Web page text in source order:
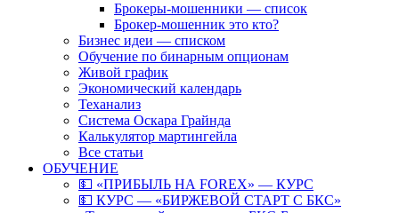
Брокеры-мошенники — список
Брокер-мошенник это кто?
Бизнес идеи — списком
Обучение по бинарным опционам
Живой график
Экономический календарь
Теханализ
Система Оскара Грайнда
Калькулятор мартингейла
Все статьи
ОБУЧЕНИЕ
💵 «ПРИБЫЛЬ НА FOREX» — КУРС
💵 КУРС — «БИРЖЕВОЙ СТАРТ С БКС»